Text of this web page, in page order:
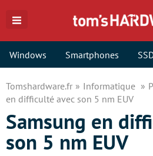
Windows Smartphones
Tomshardware.fr Informatique
en difficulté avec son 5 nm EUV
Samsung en
son 5 nm EUV